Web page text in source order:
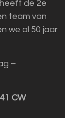
de 2e
team van
we al 50 jaar
–
CW